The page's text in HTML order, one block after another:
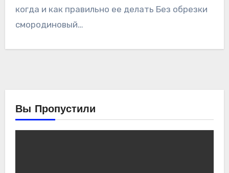
когда и как правильно ее делать Без обрезки
смородиновый…
Вы Пропустили